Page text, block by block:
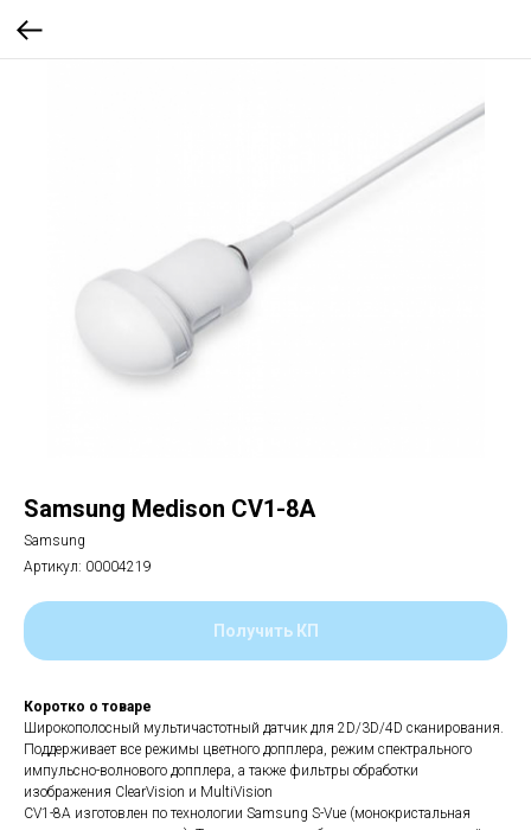
Samsung Medison CV1-8A
Samsung
Артикул: 00004219
Получить КП
Коротко о товаре
Широкополосный мультичастотный датчик для 2D/3D/4D сканирования.
Поддерживает все режимы цветного допплера, режим спектрального
импульсно-волнового допплера, а также фильтры обработки
изображения ClearVision и MultiVision
CV1-8A изготовлен по технологии Samsung S-Vue (монокристальная